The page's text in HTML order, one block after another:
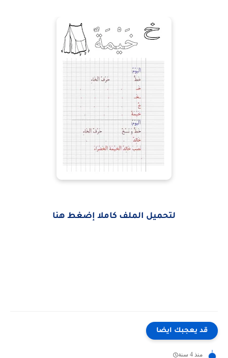
لتحميل الملف كاملا إضغط هنا
قد يعجبك ايضا
منذ 4 سنة